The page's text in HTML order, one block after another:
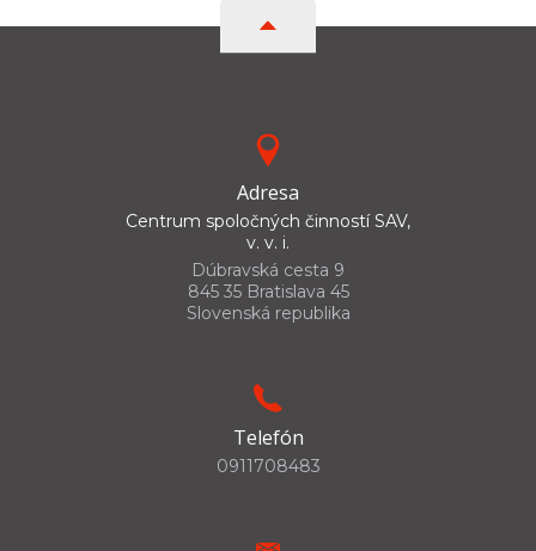
Adresa
Centrum spoločných činností SAV,
v. v. i.
Dúbravská cesta 9
845 35 Bratislava 45
Slovenská republika
Telefón
0911708483